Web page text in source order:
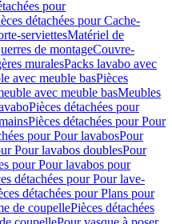
pour
détachées pour Cache-
serviettesMatériel de
de montageCouvre-
muralesPacks lavabo avec
avec meuble basPièces
avec meuble basMeubles
Pièces détachées pour
Pièces détachées pour Pour
pour Pour lavabosPour
Pour lavabos doublesPour
pour Pour lavabos pour
détachées pour Pour lave-
détachées pour Plans pour
de coupellePièces détachées